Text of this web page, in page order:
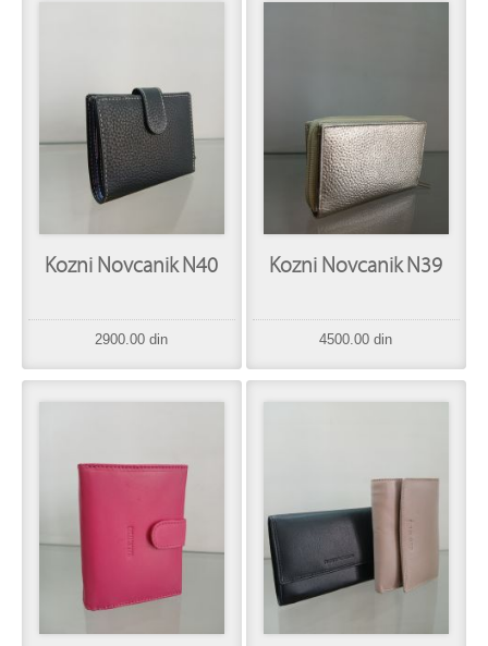
Kozni Novcanik N40
2900.00 din
Kozni Novcanik N39
4500.00 din